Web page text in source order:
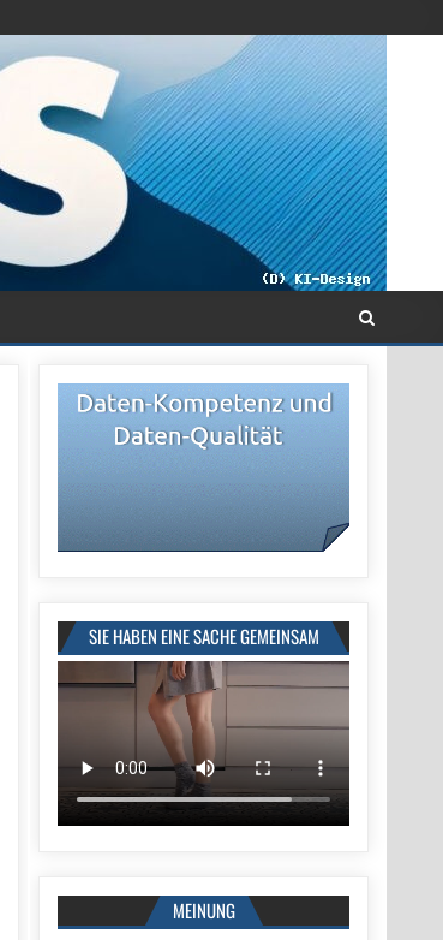
SIE HABEN EINE SACHE GEMEINSAM
MEINUNG